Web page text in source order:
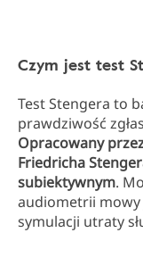
Czym jest test
Test Stengera to
prawdziwość
Opracowany
Friedricha
subiektywnym.
audiometrii
symulacji utraty